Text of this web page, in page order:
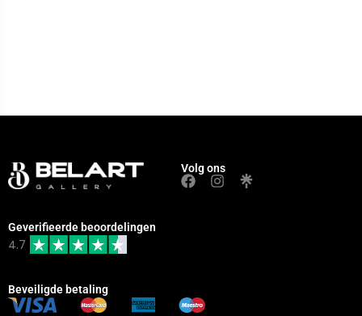
Volg ons
Geverifieerde beoordelingen
4.7
Beveiligde betaling